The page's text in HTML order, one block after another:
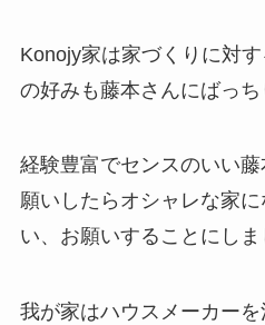
Konojy家は家づくりに対
の好みも藤本さんにばっち
経験豊富でセンスのいい
願いしたらオシャレな家
い、お願いすることにしま
我が家はハウスメーカー